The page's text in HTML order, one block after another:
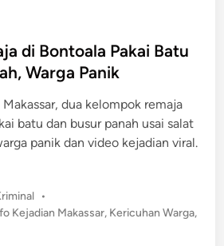
di Bontoala Pakai Batu
Warga Panik
dua kelompok remaja
batu dan busur panah usai salat
panik dan video kejadian viral.
•
Kejadian Makassar, Kericuhan Warga,